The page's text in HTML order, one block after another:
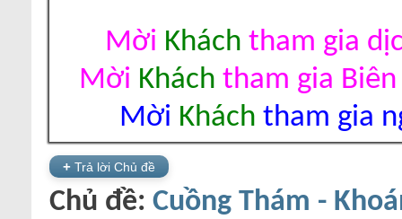
Mời Khách tham gia
Mời Khách tham gia
Mời Khách tham gia
+ Trả lời Chủ đề
Chủ đề: Cuồng Thám -